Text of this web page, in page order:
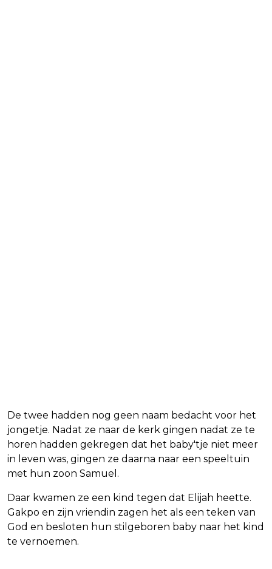
De twee hadden nog geen naam bedacht voor het
jongetje. Nadat ze naar de kerk gingen nadat ze te
horen hadden gekregen dat het baby'tje niet meer
in leven was, gingen ze daarna naar een speeltuin
met hun zoon Samuel.
Daar kwamen ze een kind tegen dat Elijah heette.
Gakpo en zijn vriendin zagen het als een teken van
God en besloten hun stilgeboren baby naar het kind
te vernoemen.